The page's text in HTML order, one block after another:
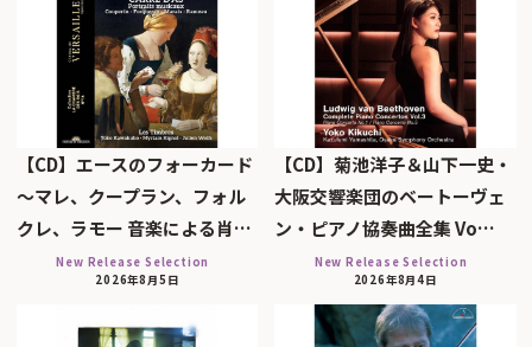
【CD】エースのフォーカード
～マレ、クープラン、フォル
クレ、ラモー 音楽による肖…
New Release Selection
2026年8月5日
【CD】菊池洋子＆山下一史・
大阪交響楽団のベートーヴェ
ン・ピアノ協奏曲全集 Vo…
New Release Selection
2026年8月4日